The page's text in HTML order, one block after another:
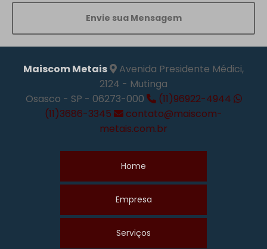
Envie sua Mensagem
Maiscom Metais
Avenida Presidente Médici,
2124 - Mutinga
Osasco - SP - 06273-000
(11)96922-4944
(11)3686-3345
contato@maiscom-
metais.com.br
Home
Empresa
Serviços